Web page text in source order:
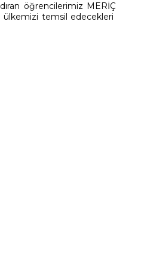
öğrencilerimiz MERİÇ
ülkemizi temsil edecekleri